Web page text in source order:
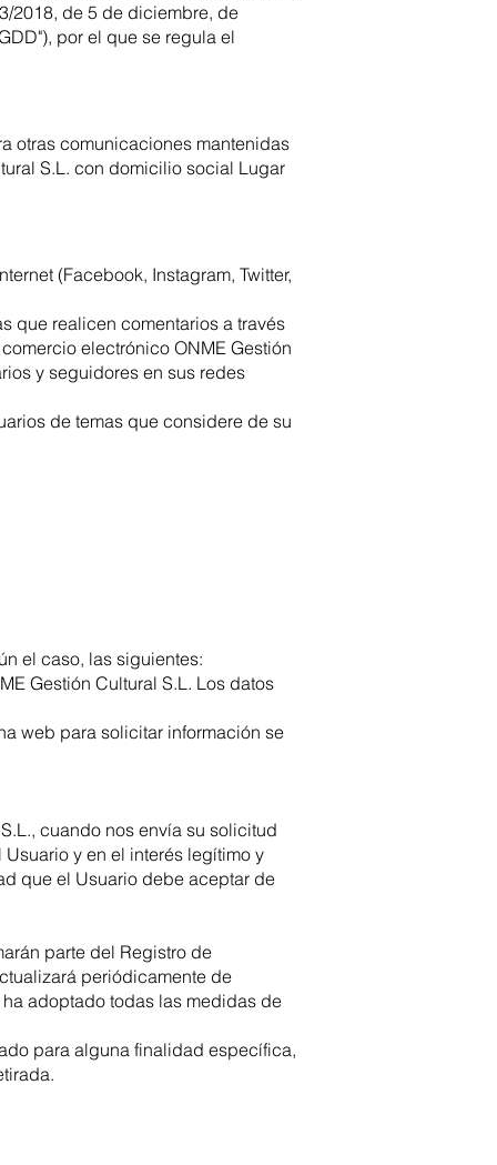
2018, de 5 de diciembre, de
por el que se regula el
otras comunicaciones mantenidas
S.L. con domicilio social Lugar
(Facebook, Instagram, Twitter,
que realicen comentarios a través
electrónico ONME Gestión
y seguidores en sus redes
de temas que considere de su
el caso, las siguientes:
Gestión Cultural S.L. Los datos
web para solicitar información se
cuando nos envía su solicitud
y en el interés legítimo y
que el Usuario debe aceptar de
parte del Registro de
periódicamente de
adoptado todas las medidas de
para alguna finalidad específica,